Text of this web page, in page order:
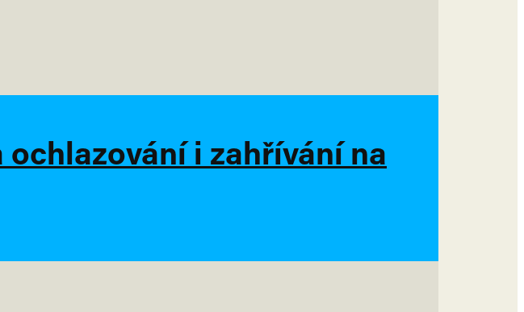
i zahřívání na